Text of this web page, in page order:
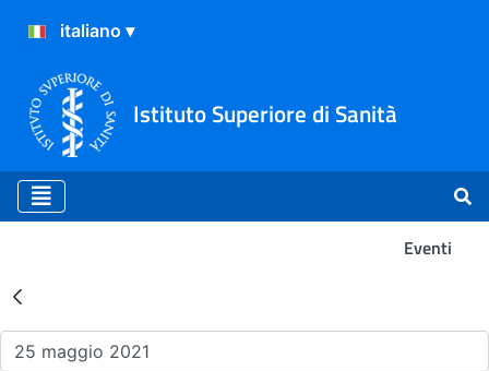
Istituto Superiore di Sanità
Eventi
Risultati della Ricerca -